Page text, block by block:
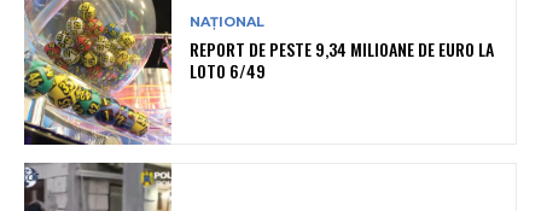
NAȚIONAL
REPORT DE PESTE 9,34 MILIOANE DE EURO LA
LOTO 6/49